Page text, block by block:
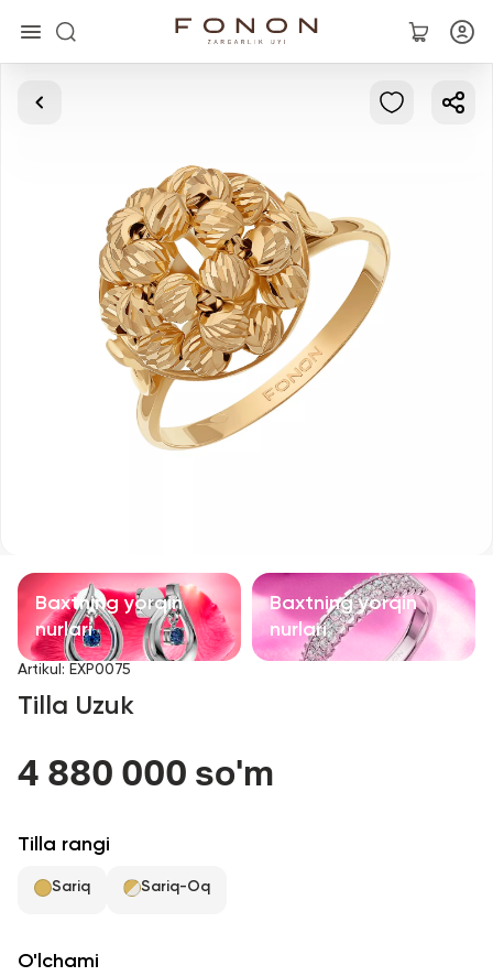
Asosiy
Bilaguzuklar
Aksessuarlar
Sevimli
Baxtning yorqin
nurlari
Baxtning yorqin
nurlari
Artikul : EXP0075
Tilla Uzuk
4 880 000 so'm
Tilla rangi
Sariq Sariq-Oq
O'lchami